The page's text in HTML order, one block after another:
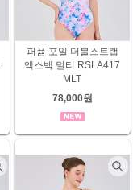
퍼퓸 포일 더블스트랩
엑스백 멀티 RSLA417
MLT
78,000원